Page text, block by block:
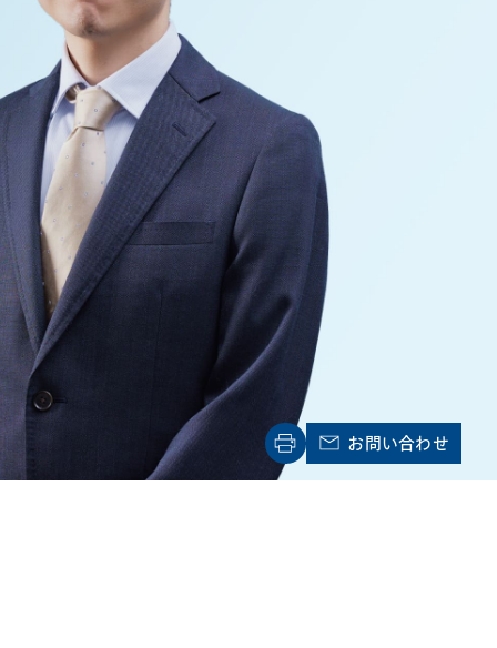
ジメント
国際通商および経済安全保
障
海外法務
サステナビリティ法務
レル
機器
ンフラ
教育・人材
政府・地方公共団体・公的
機関
FinTech
デジタル
航空・宇宙
AI・テクノロジー
お問い合わせ